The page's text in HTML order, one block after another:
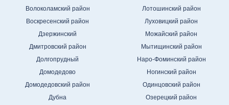
Волоколамский район
Воскресенский район
Дзержинский
Дмитровский район
Долгопрудный
Домодедово
Домодедовский район
Дубна
Лотошинский район
Луховицкий район
Можайский район
Мытищинский район
Наро-Фоминский район
Ногинский район
Одинцовский район
Озерецкий район